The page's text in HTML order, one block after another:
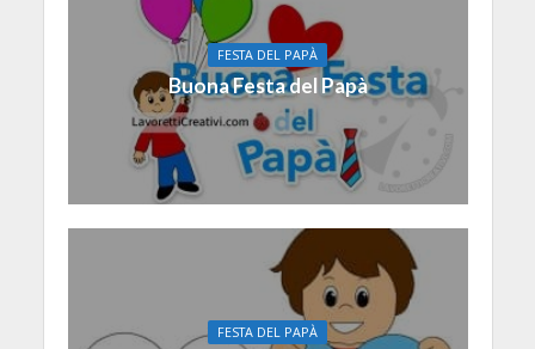
FESTA DEL PAPÀ
Buona Festa del Papà
FESTA DEL PAPÀ